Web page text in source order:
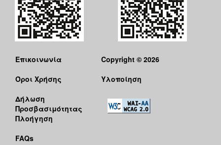
Επικοινωνία
Όροι Χρήσης
Δήλωση
Προσβασιμότητας
Πλοήγηση
FAQs
Copyright © 2026
Υλοποίηση